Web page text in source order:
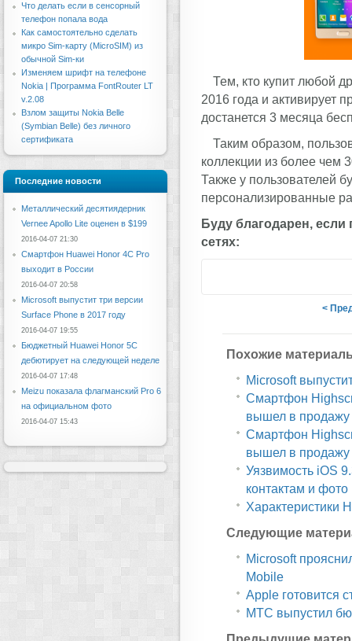
Тем, кто купит любой
2016 года и активирует
достанется 3 месяца
Таким образом,
коллекции из более чем
Также у пользователей
персонализированные
Буду благодарен, если
сетях:
<
Похожие
Microsoft
Смартфон
вышел в продажу
Смартфон
вышел в продажу
Уязвимость iOS
контактам и фото
Характеристики
Следующие
Microsoft
Mobile
Apple готовится
МТС выпустил
Что делать если в сенсорный
телефон попала вода
Как самостоятельно сделать
микро Sim-карту (MicroSIM) из
обычной Sim-ки
Изменяем шрифт на телефоне
Nokia | Программа FontRouter LT
v.2.08
Взлом защиты Nokia Belle
(Symbian Belle) без личного
сертификата
Последние новости
Металлический десятиядерник
Vernee Apollo Lite оценен в $199
2016-04-07 21:30
Смартфон Huawei Honor 4C Pro
выходит в России
2016-04-07 20:58
Microsoft выпустит три версии
Surface Phone в 2017 году
2016-04-07 19:55
Бюджетный Huawei Honor 5C
дебютирует на следующей неделе
2016-04-07 17:48
Meizu показала флагманский Pro 6
на официальном фото
2016-04-07 15:43